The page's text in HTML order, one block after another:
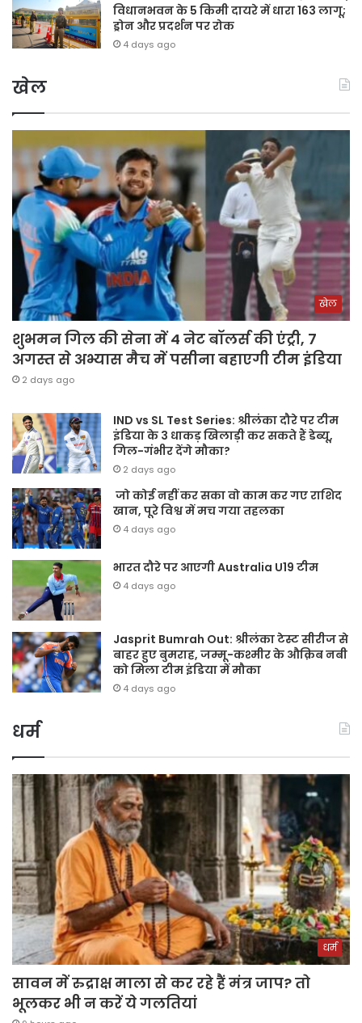
विधानभवन के 5 किमी दायरे में धारा 163 लागू;
ड्रोन और प्रदर्शन पर रोक
4 days ago
खेल
खेल
शुभमन गिल की सेना में 4 नेट बॉलर्स की एंट्री, 7
अगस्त से अभ्यास मैच में पसीना बहाएगी टीम इंडिया
2 days ago
IND vs SL Test Series: श्रीलंका दौरे पर टीम
इंडिया के 3 धाकड़ खिलाड़ी कर सकते हैं डेब्यू,
गिल-गंभीर देंगे मौका?
2 days ago
जो कोई नहीं कर सका वो काम कर गए राशिद
खान, पूरे विश्व में मच गया तहलका
4 days ago
भारत दौरे पर आएगी Australia U19 टीम
4 days ago
Jasprit Bumrah Out: श्रीलंका टेस्ट सीरीज से
बाहर हुए बुमराह, जम्मू-कश्मीर के औक़िब नबी
को मिला टीम इंडिया में मौका
4 days ago
धर्म
धर्म
सावन में रुद्राक्ष माला से कर रहे हैं मंत्र जाप? तो
भूलकर भी न करें ये गलतियां